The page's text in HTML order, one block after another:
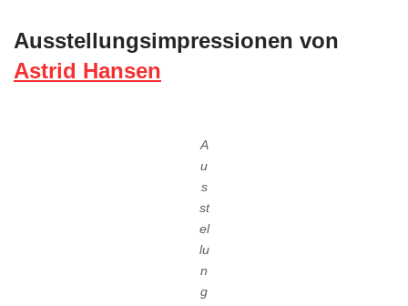
Ausstellungsimpressionen von
Astrid Hansen
A
u
s
st
el
lu
n
g